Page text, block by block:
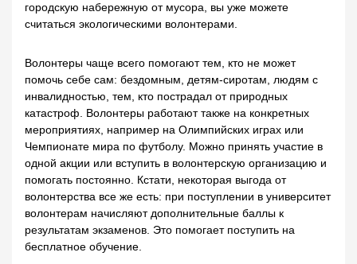
городскую набережную от мусора, вы уже можете
считаться экологическими волонтерами.
Волонтеры чаще всего помогают тем, кто не может
помочь себе сам: бездомным, детям-сиротам, людям с
инвалидностью, тем, кто пострадал от природных
катастроф. Волонтеры работают также на конкретных
мероприятиях, например на Олимпийских играх или
Чемпионате мира по футболу. Можно принять участие в
одной акции или вступить в волонтерскую организацию и
помогать постоянно. Кстати, некоторая выгода от
волонтерства все же есть: при поступлении в университет
волонтерам начисляют дополнительные баллы к
результатам экзаменов. Это помогает поступить на
бесплатное обучение.